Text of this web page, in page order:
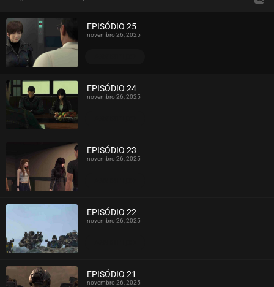
EPISÓDIO 25
novembro 26, 2025
EPISÓDIO 24
novembro 26, 2025
EPISÓDIO 23
novembro 26, 2025
EPISÓDIO 22
novembro 26, 2025
EPISÓDIO 21
novembro 26, 2025